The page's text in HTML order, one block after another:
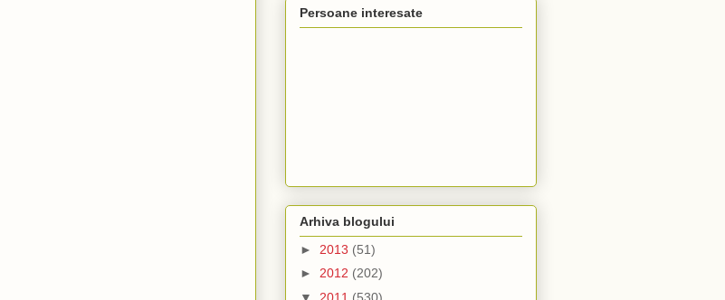
Persoane interesate
Arhiva blogului
► 2013 (51)
► 2012 (202)
▼ 2011 (530)